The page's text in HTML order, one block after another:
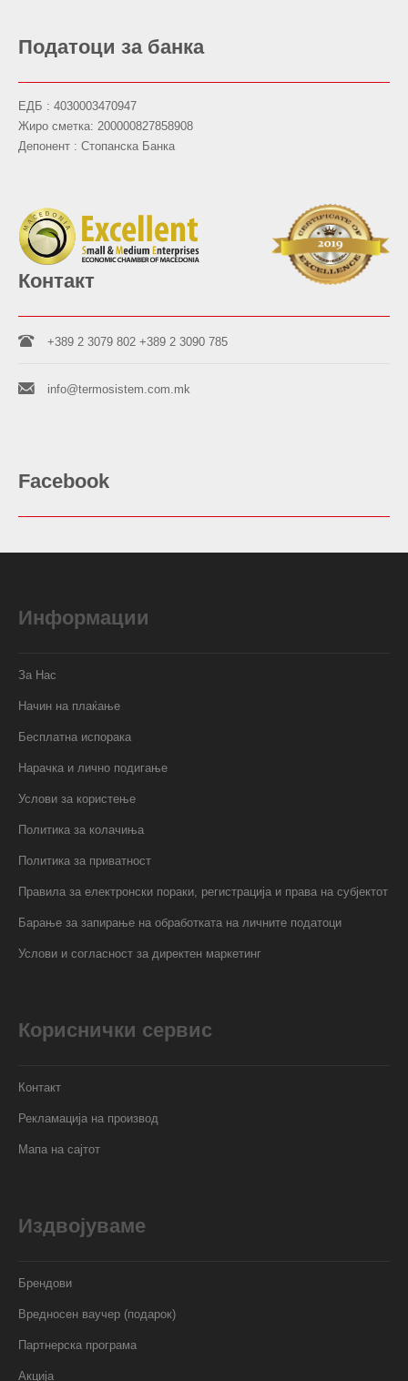
Податоци за банка
ЕДБ : 4030003470947
Жиро сметка: 200000827858908
Депонент : Стопанска Банка
Контакт
+389 2 3079 802 +389 2 3090 785
info@termosistem.com.mk
Facebook
Информации
За Нас
Начин на плаќање
Бесплатна испорака
Нарачка и лично подигање
Услови за користење
Политика за колачиња
Политика за приватност
Правила за електронски пораки, регистрација и права на субјектот
Барање за запирање на обработката на личните податоци
Услови и согласност за директен маркетинг
Кориснички сервис
Контакт
Рекламација на производ
Мапа на сајтот
Издвојуваме
Брендови
Вредносен ваучер (подарок)
Партнерска програма
Акција